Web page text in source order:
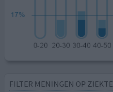
FILTER MENINGEN OP ZIEKTE